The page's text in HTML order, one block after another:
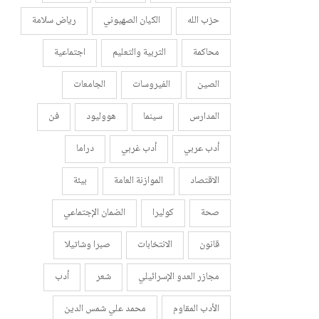
حزب الله
الكيان الصهيوني
رياض سلامة
محاكمة
التربية والتعليم
اجتماعية
الصين
الفيروسات
الجامعات
المدارس
سينما هووليود
فن
أدب عربي
أدب غربي
دراما
الاقتصاد
الموازنة العامة
بيئة
صحة
كوليرا
الضمان الإجتماعي
قانون
الانتخابات
صبرا وشاتيلا
مجازر العدو الإسرائيلي
شعر
أدب
الأدب المقاوم
محمد علي شمس الدين